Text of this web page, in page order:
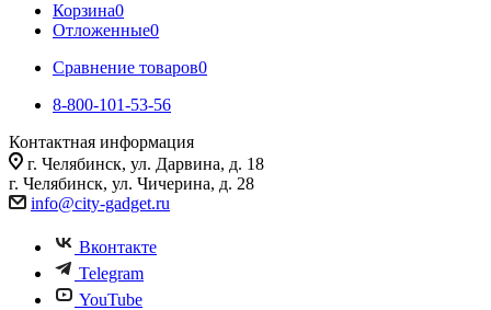
Корзина0
Отложенные0
Сравнение товаров0
8-800-101-53-56
Контактная информация
г. Челябинск, ул. Дарвина, д. 18
г. Челябинск, ул. Чичерина, д. 28
info@city-gadget.ru
Вконтакте
Telegram
YouTube